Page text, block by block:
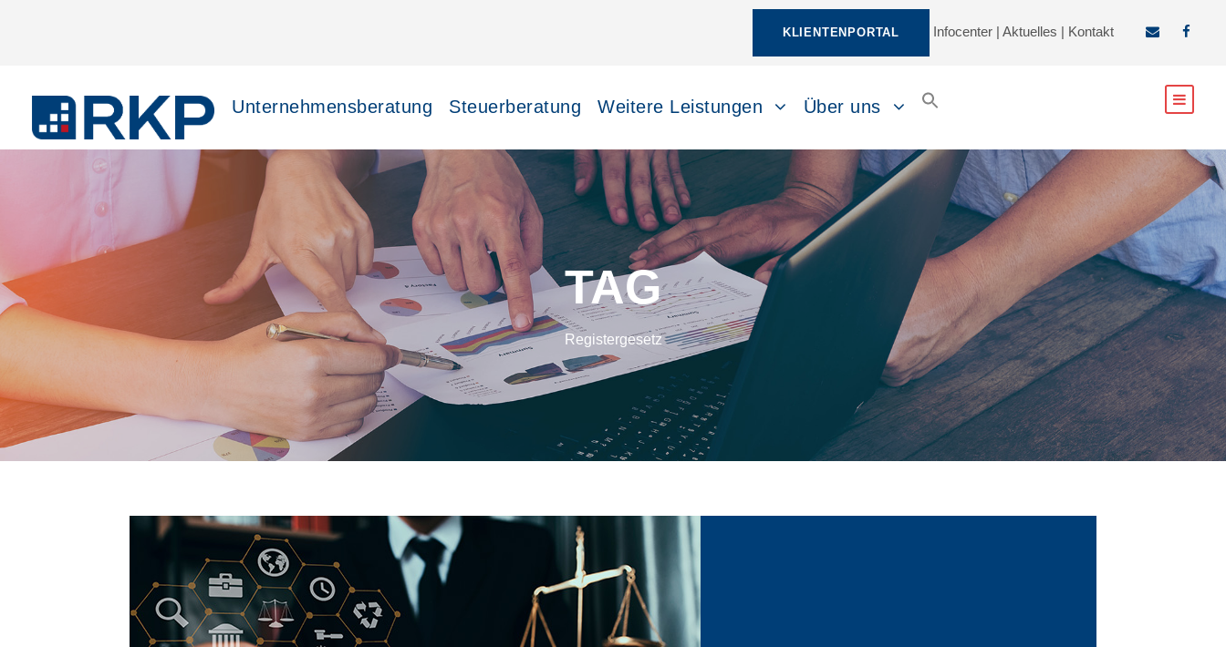
KLIENTENPORTAL Infocenter | Aktuelles | Kontakt
Unternehmensberatung Steuerberatung Weitere Leistungen Über uns
TAG
Registergesetz